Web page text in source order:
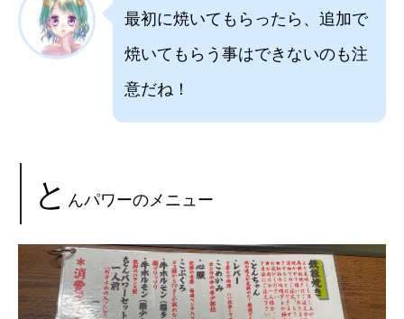
最初に焼いてもらったら、追加で
焼いてもらう事はできないのも注
意だね！
と んパワーのメニュー